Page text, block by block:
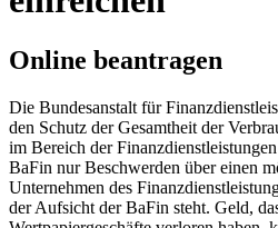
Online beantragen
Die Bundesanstalt für
den Schutz der Gesamtheit der
im Bereich der
BaFin nur Beschwerden über einen
Unternehmen des
der Aufsicht der BaFin steht. Geld,